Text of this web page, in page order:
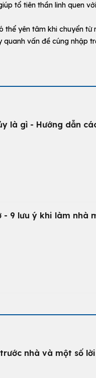
tổ tiên thần linh quen
yên tâm khi chuyển
vấn đề cúng nhập
là gì - Hướng dẫn
- 9 lưu ý khi làm nhà
nhà và một số